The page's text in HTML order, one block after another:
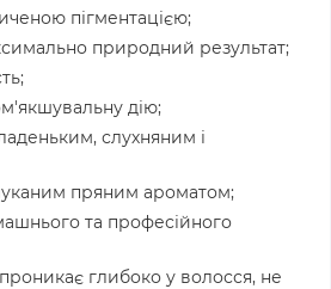
пігментацією;
природний результат;
дію;
слухняним і
пряним ароматом;
та професійного
глибоко у волосся, не